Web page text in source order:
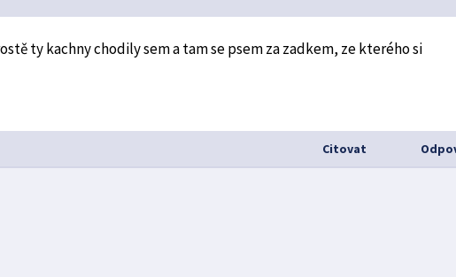
ty kachny chodily sem a tam se psem za zadkem, ze kterého si
Citovat